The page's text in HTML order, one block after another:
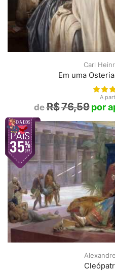
Carl
Em uma
A
R$76,59